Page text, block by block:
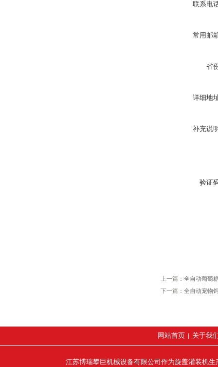
联系电
常用邮
省
详细地
补充说
验证
上一篇： 全自动葡萄
下一篇： 全自动宠物
网站首页 关于我
江苏博瑞攀巨机械设备有限公司作为旋盖灌装机